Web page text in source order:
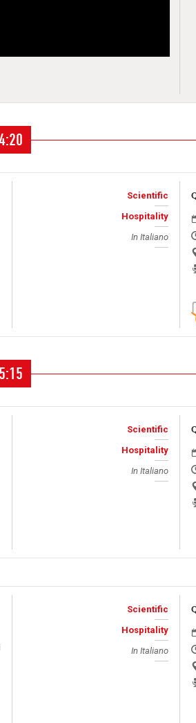
Scientific
Hospitality
In Italiano
Scientific
Hospitality
In Italiano
Scientific
Hospitality
In Italiano